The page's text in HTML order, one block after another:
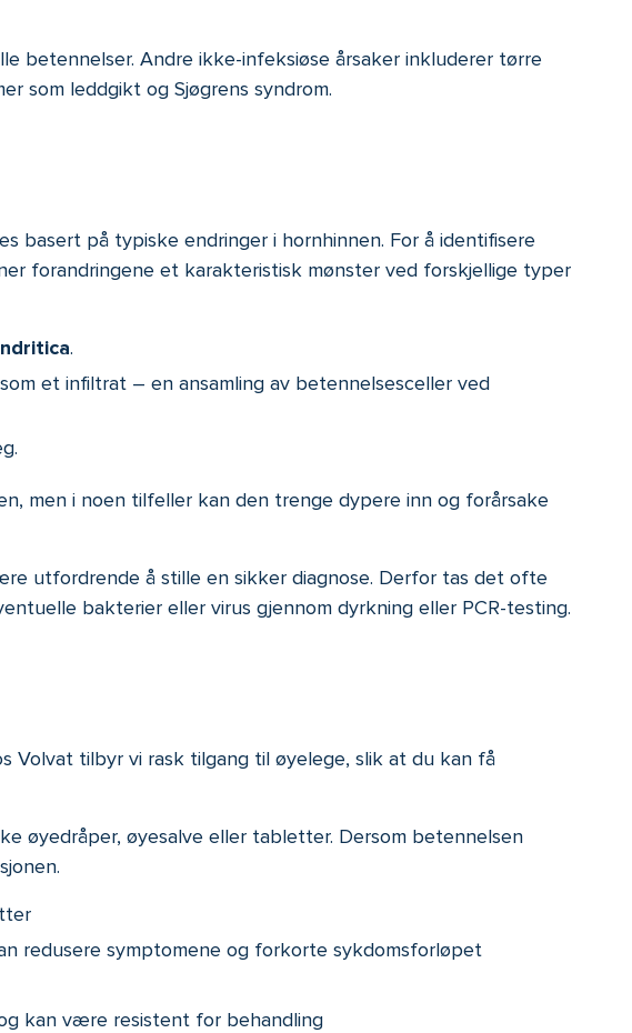
betennelser. Andre ikke-infeksiøse årsaker inkluderer tørre
som leddgikt og Sjøgrens syndrom.
basert på typiske endringer i hornhinnen. For å identifisere
forandringene et karakteristisk mønster ved forskjellige typer
.
et infiltrat – en ansamling av betennelsesceller ved
men i noen tilfeller kan den trenge dypere inn og forårsake
utfordrende å stille en sikker diagnose. Derfor tas det ofte
bakterier eller virus gjennom dyrkning eller PCR-testing.
Volvat tilbyr vi rask tilgang til øyelege, slik at du kan få
øyedråper, øyesalve eller tabletter. Dersom betennelsen
redusere symptomene og forkorte sykdomsforløpet
kan være resistent for behandling